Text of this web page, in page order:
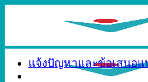
แจ้งปัญหาและข้อเสนอแ